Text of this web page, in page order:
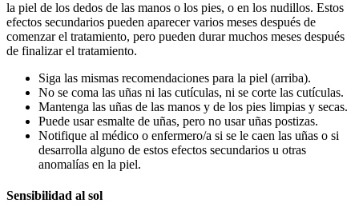
la piel de los dedos de las manos o los pies, o en los nudillos. Estos
efectos secundarios pueden aparecer varios meses después de
comenzar el tratamiento, pero pueden durar muchos meses después
de finalizar el tratamiento.
Siga las mismas recomendaciones para la piel (arriba).
No se coma las uñas ni las cutículas, ni se corte las cutículas.
Mantenga las uñas de las manos y de los pies limpias y secas.
Puede usar esmalte de uñas, pero no usar uñas postizas.
Notifique al médico o enfermero/a si se le caen las uñas o si
desarrolla alguno de estos efectos secundarios u otras
anomalías en la piel.
Sensibilidad al sol